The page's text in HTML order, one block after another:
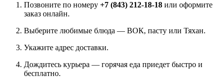
Позвоните по номеру +7 (843) 212-18-18 или оформите
заказ онлайн.
Выберите любимые блюда — ВОК, пасту или Тяхан.
Укажите адрес доставки.
Дождитесь курьера — горячая еда приедет быстро и
бесплатно.